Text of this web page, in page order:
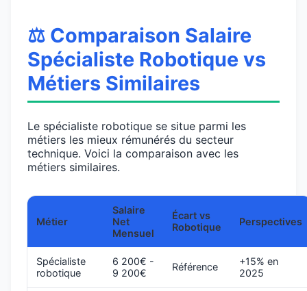
⚖️ Comparaison Salaire
Spécialiste Robotique vs
Métiers Similaires
Le spécialiste robotique se situe parmi les
métiers les mieux rémunérés du secteur
technique. Voici la comparaison avec les
métiers similaires.
Métier
Salaire
Net
Mensuel
Écart vs
Robotique
Perspectives
Spécialiste
robotique
6 200€ -
9 200€
Référence
+15% en
2025